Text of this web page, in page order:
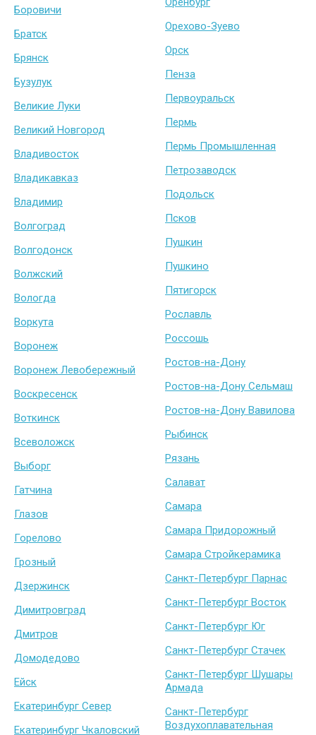
Боровичи
Братск
Брянск
Бузулук
Великие Луки
Великий Новгород
Владивосток
Владикавказ
Владимир
Волгоград
Волгодонск
Волжский
Вологда
Воркута
Воронеж
Воронеж Левобережный
Воскресенск
Воткинск
Всеволожск
Выборг
Гатчина
Глазов
Горелово
Грозный
Дзержинск
Димитровград
Дмитров
Домодедово
Ейск
Екатеринбург Север
Екатеринбург Чкаловский
Орехово-Зуево
Орск
Пенза
Первоуральск
Пермь
Пермь Промышленная
Петрозаводск
Подольск
Псков
Пушкин
Пушкино
Пятигорск
Рославль
Россошь
Ростов-на-Дону
Ростов-на-Дону Сельмаш
Ростов-на-Дону Вавилова
Рыбинск
Рязань
Салават
Самара
Самара Придорожный
Самара Стройкерамика
Санкт-Петербург Парнас
Санкт-Петербург Восток
Санкт-Петербург Юг
Санкт-Петербург Стачек
Санкт-Петербург Шушары
Армада
Санкт-Петербург
Воздухоплавательная